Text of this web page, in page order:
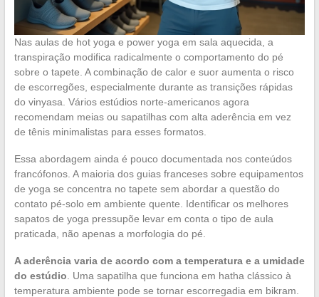
Nas aulas de hot yoga e power yoga em sala aquecida, a
transpiração modifica radicalmente o comportamento do pé
sobre o tapete. A combinação de calor e suor aumenta o risco
de escorregões, especialmente durante as transições rápidas
do vinyasa. Vários estúdios norte-americanos agora
recomendam meias ou sapatilhas com alta aderência em vez
de tênis minimalistas para esses formatos.
Essa abordagem ainda é pouco documentada nos conteúdos
francófonos. A maioria dos guias franceses sobre equipamentos
de yoga se concentra no tapete sem abordar a questão do
contato pé-solo em ambiente quente. Identificar os melhores
sapatos de yoga pressupõe levar em conta o tipo de aula
praticada, não apenas a morfologia do pé.
A aderência varia de acordo com a temperatura e a umidade
do estúdio . Uma sapatilha que funciona em hatha clássico à
temperatura ambiente pode se tornar escorregadia em bikram.